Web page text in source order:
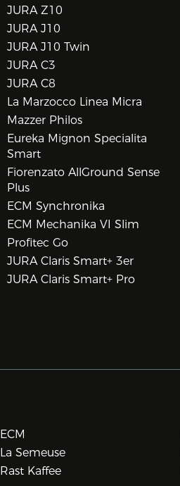
JURA Z10
JURA J10
JURA J10 Twin
JURA C3
JURA C8
La Marzocco Linea Micra
Mazzer Philos
Eureka Mignon Specialita
Smart
Fiorenzato AllGround Sense
Plus
ECM Synchronika
ECM Mechanika VI Slim
Profitec Go
JURA Claris Smart+ 3er
JURA Claris Smart+ Pro
ECM
La Semeuse
Rast Kaffee